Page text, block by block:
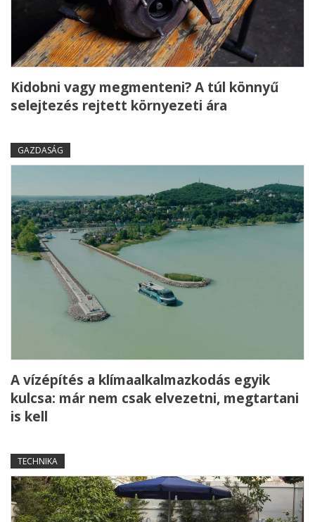
Kidobni vagy megmenteni? A túl könnyű
selejtezés rejtett környezeti ára
GAZDASÁG
A vízépítés a klímaalkalmazkodás egyik
kulcsa: már nem csak elvezetni, megtartani
is kell
TECHNIKA